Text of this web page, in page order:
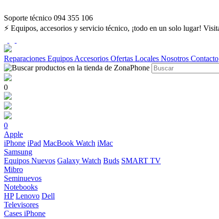
Soporte técnico 094 355 106
⚡ Equipos, accesorios y servicio técnico, ¡todo en un solo lugar!
Reparaciones Equipos Accesorios Ofertas Locales Nosotros Contacto
0
0
Apple
iPhone iPad MacBook Watch iMac
Samsung
Equipos Nuevos Galaxy Watch Buds SMART TV
Mibro
Seminuevos
Notebooks
HP Lenovo Dell
Televisores
Cases iPhone